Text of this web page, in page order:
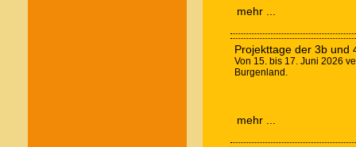
mehr ...
Projekttage der 3b und
Von 15. bis 17. Juni 2026
Burgenland.
mehr ...